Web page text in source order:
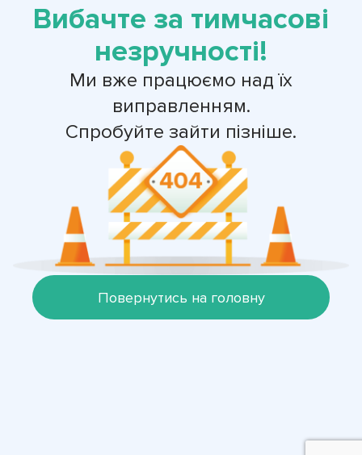
Вибачте за тимчасові
незручності!
Ми вже працюємо над їх
виправленням.
Спробуйте зайти пізніше.
Повернутись на головну